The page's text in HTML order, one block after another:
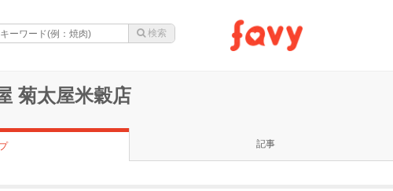
菊太屋米穀店
記事